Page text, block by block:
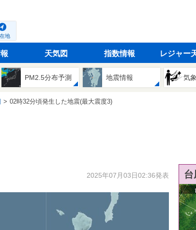
地
天気図 指数情報 レジャー
PM2.5分布予測 地震情報 気
02時32分頃発生した地震(最大震度3)
2025年07月03日02:36発表